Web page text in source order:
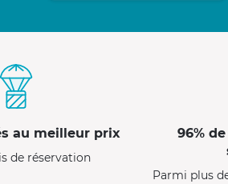
au meilleur prix
de réservation
96%
Parmi plus